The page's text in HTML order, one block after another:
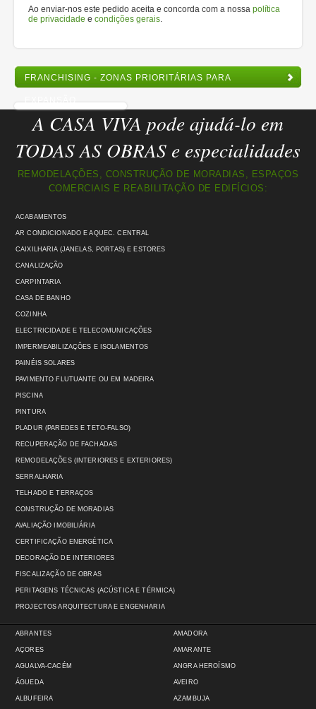
Ao enviar-nos este pedido aceita e concorda com a nossa política
de privacidade e condições gerais
FRANCHISING - ZONAS PRIORITÁRIAS PARA
EXPANSÃO
A CASA VIVA pode ajudá-lo em
TODAS AS OBRAS e especialidades
REMODELAÇÕES, CONSTRUÇÃO DE MORADIAS, ESPAÇOS
COMERCIAIS E REABILITAÇÃO DE EDIFÍCIOS:
ACABAMENTOS
AR CONDICIONADO E AQUEC. CENTRAL
CAIXILHARIA (JANELAS, PORTAS) E ESTORES
CANALIZAÇÃO
CARPINTARIA
CASA DE BANHO
COZINHA
ELECTRICIDADE E TELECOMUNICAÇÕES
IMPERMEABILIZAÇÕES E ISOLAMENTOS
PAINÉIS SOLARES
PAVIMENTO FLUTUANTE OU EM MADEIRA
PISCINA
PINTURA
PLADUR (PAREDES E TETO-FALSO)
RECUPERAÇÃO DE FACHADAS
REMODELAÇÕES (INTERIORES E EXTERIORES)
SERRALHARIA
TELHADO E TERRAÇOS
CONSTRUÇÃO DE MORADIAS
AVALIAÇÃO IMOBILIÁRIA
CERTIFICAÇÃO ENERGÉTICA
DECORAÇÃO DE INTERIORES
FISCALIZAÇÃO DE OBRAS
PERITAGENS TÉCNICAS (ACÚSTICA E TÉRMICA)
PROJECTOS ARQUITECTURA E ENGENHARIA
ABRANTES
AÇORES
AGUALVA-CACÉM
ÁGUEDA
ALBUFEIRA
AMADORA
AMARANTE
ANGRA HEROÍSMO
AVEIRO
AZAMBUJA